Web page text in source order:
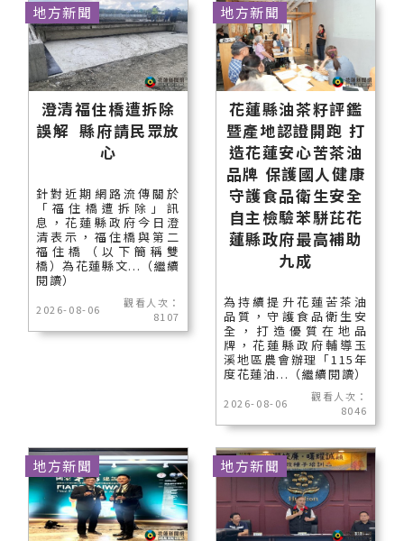
澄清福住橋遭拆除
誤解 縣府請民眾放
心
針對近期網路流傳關於
「福住橋遭拆除」訊
息，花蓮縣政府今日澄
清表示，福住橋與第二
福住橋（以下簡稱雙
橋）為花蓮縣文...（繼續
閱讀）
2026-08-06
觀看人次：
8107
地方新聞
花蓮縣油茶籽評鑑
暨產地認證開跑 打
造花蓮安心苦茶油
品牌 保護國人健康
守護食品衛生安全
自主檢驗苯駢芘花
蓮縣政府最高補助
九成
為持續提升花蓮苦茶油
品質，守護食品衛生安
全，打造優質在地品
牌，花蓮縣政府輔導玉
溪地區農會辦理「115年
度花蓮油...（繼續閱讀）
2026-08-06
觀看人次：
8046
地方新聞
地方新聞 地方新聞